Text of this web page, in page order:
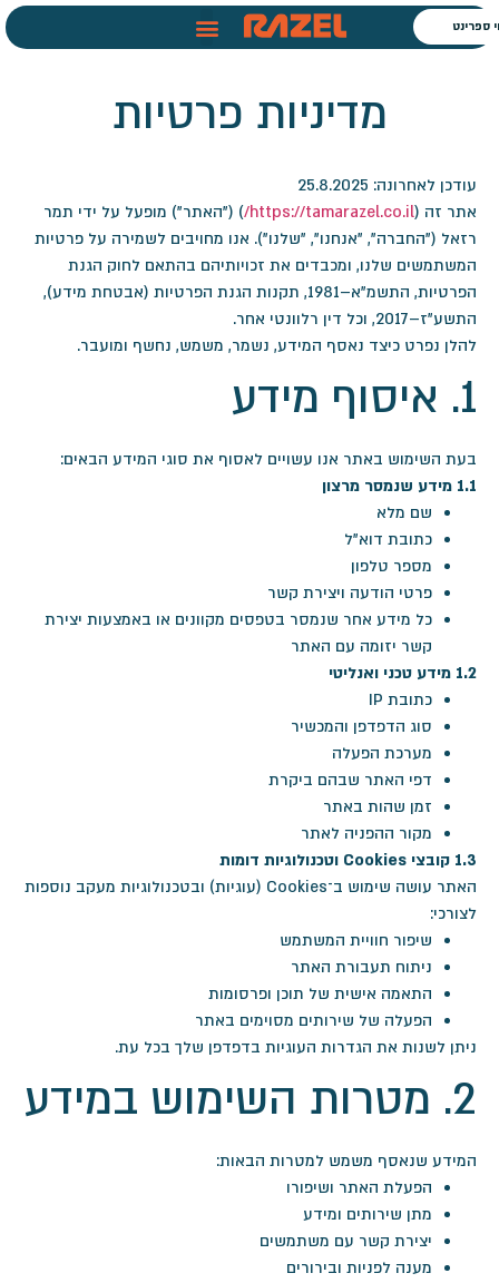
ספרינט
מדיניות פרטיות
עודכן לאחרונה: 25.8.2025
אתר זה (https://tamarazel.co.il/ ) ("האתר") מופעל על ידי תמר
רזאל ("החברה", "אנחנו", "שלנו"). אנו מחויבים לשמירה על פרטיות
המשתמשים שלנו, ומכבדים את זכויותיהם בהתאם לחוק הגנת
הפרטיות, התשמ"א–1981, תקנות הגנת הפרטיות (אבטחת מידע),
התשע"ז–2017, וכל דין רלוונטי אחר.
להלן נפרט כיצד נאסף המידע, נשמר, משמש, נחשף ומועבר.
1. איסוף מידע
בעת השימוש באתר אנו עשויים לאסוף את סוגי המידע הבאים:
1.1 מידע שנמסר מרצון
שם מלא
כתובת דוא"ל
מספר טלפון
פרטי הודעה ויצירת קשר
כל מידע אחר שנמסר בטפסים מקוונים או באמצעות יצירת
קשר יזומה עם האתר
1.2 מידע טכני ואנליטי
כתובת IP
סוג הדפדפן והמכשיר
מערכת הפעלה
דפי האתר שבהם ביקרת
זמן שהות באתר
מקור ההפניה לאתר
1.3 קובצי Cookies וטכנולוגיות דומות
האתר עושה שימוש ב־Cookies (עוגיות) ובטכנולוגיות מעקב נוספות
לצורכי:
שיפור חוויית המשתמש
ניתוח תעבורת האתר
התאמה אישית של תוכן ופרסומות
הפעלה של שירותים מסוימים באתר
ניתן לשנות את הגדרות העוגיות בדפדפן שלך בכל עת.
2. מטרות השימוש במידע
המידע שנאסף משמש למטרות הבאות:
הפעלת האתר ושיפורו
מתן שירותים ומידע
יצירת קשר עם משתמשים
מענה לפניות ובירורים